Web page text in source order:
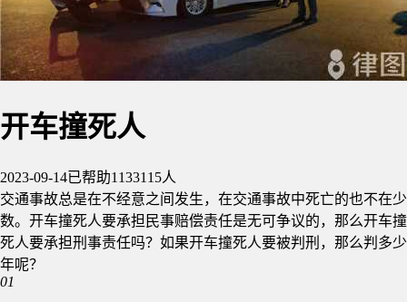
开车撞死人
2023-09-14已帮助1133115人
交通事故总是在不经意之间发生，在交通事故中死亡的也不在少
数。开车撞死人要承担民事赔偿责任是无可争议的，那么开车撞
死人要承担刑事责任吗？如果开车撞死人要被判刑，那么判多少
年呢？
01